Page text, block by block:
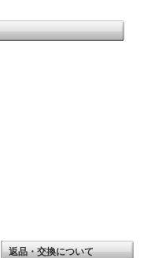
返品・交換について